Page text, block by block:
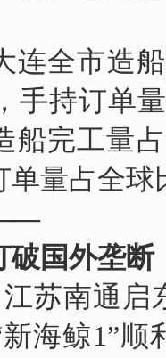
全市造船
手持订单
船完工量
量占全球
破国外垄断
南通启
海鲸1”